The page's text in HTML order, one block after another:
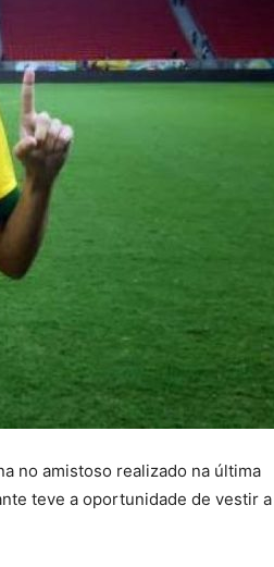
no amistoso realizado na última
teve a oportunidade de vestir a